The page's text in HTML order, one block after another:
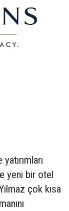
yeni bir otel
çok kısa